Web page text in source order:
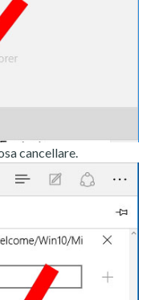
cancellare.